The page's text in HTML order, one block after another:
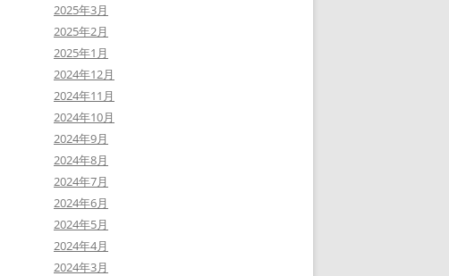
2025年3月
2025年2月
2025年1月
2024年12月
2024年11月
2024年10月
2024年9月
2024年8月
2024年7月
2024年6月
2024年5月
2024年4月
2024年3月